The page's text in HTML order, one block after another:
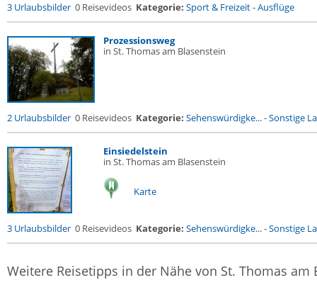
3 Urlaubsbilder 0 Reisevideos Kategorie: Sport & Freizeit-Ausflüge
Prozessionsweg
in St. Thomas am Blasenstein
2 Urlaubsbilder 0 Reisevideos Kategorie: Sehenswürdigke...-Sonstige
Einsiedelstein
in St. Thomas am Blasenstein
Karte
3 Urlaubsbilder 0 Reisevideos Kategorie: Sehenswürdigke...-Sonstige
Weitere Reisetipps in der Nähe von St. Thomas am